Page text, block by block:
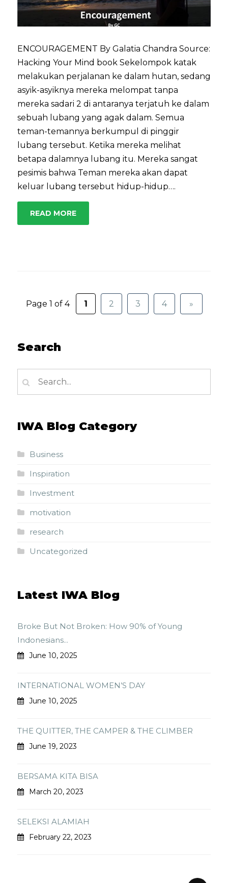
ENCOURAGEMENT By Galatia Chandra Source:
Hacking Your Mind book Sekelompok katak
melakukan perjalanan ke dalam hutan, sedang
asyik-asyiknya mereka melompat tanpa
mereka sadari 2 di antaranya terjatuh ke dalam
sebuah lubang yang agak dalam. Semua
teman-temannya berkumpul di pinggir
lubang tersebut. Ketika mereka melihat
betapa dalamnya lubang itu. Mereka sangat
pesimis bahwa Teman mereka akan dapat
keluar lubang tersebut hidup-hidup….
READ MORE
Page 1 of 4 1 2 3 4 »
Search
IWA Blog Category
Business
Inspiration
Investment
motivation
research
Uncategorized
Latest IWA Blog
Broke But Not Broken: How 90% of Young
Indonesians...
June 10, 2025
INTERNATIONAL WOMEN’S DAY
June 10, 2025
THE QUITTER, THE CAMPER & THE CLIMBER
June 19, 2023
BERSAMA KITA BISA
March 20, 2023
SELEKSI ALAMIAH
February 22, 2023